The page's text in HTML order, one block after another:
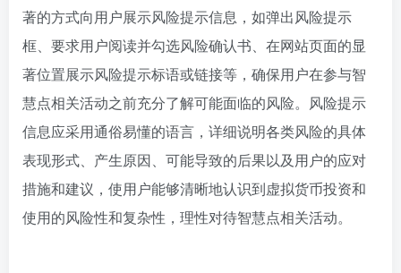
著的方式向用户展示风险提示信息，如弹出风险提示
框、要求用户阅读并勾选风险确认书、在网站页面的显
著位置展示风险提示标语或链接等，确保用户在参与智
慧点相关活动之前充分了解可能面临的风险。风险提示
信息应采用通俗易懂的语言，详细说明各类风险的具体
表现形式、产生原因、可能导致的后果以及用户的应对
措施和建议，使用户能够清晰地认识到虚拟货币投资和
使用的风险性和复杂性，理性对待智慧点相关活动。